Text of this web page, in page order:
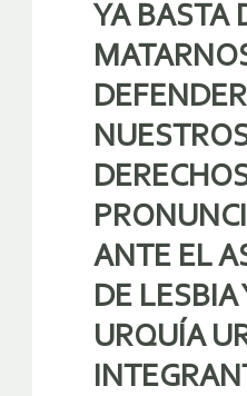
YA BASTA
DEFENDER
ANTE EL
DE LESBIA
URQUÍA